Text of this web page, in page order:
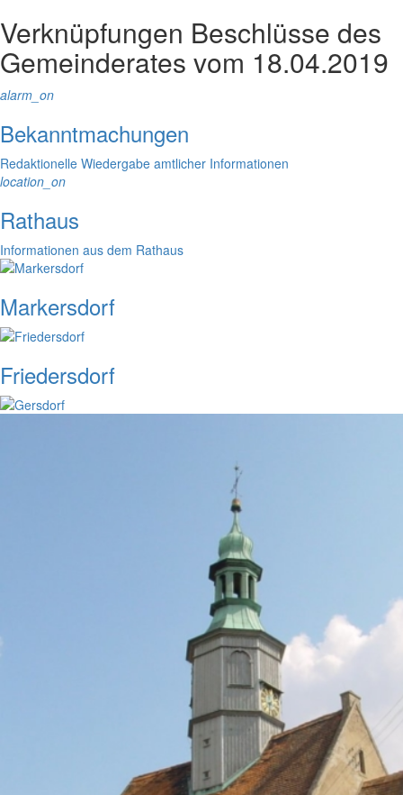
Verknüpfungen Beschlüsse des
Gemeinderates vom 18.04.2019
alarm_on
Bekanntmachungen
Redaktionelle Wiedergabe amtlicher Informationen
location_on
Rathaus
Informationen aus dem Rathaus
Markersdorf
Friedersdorf